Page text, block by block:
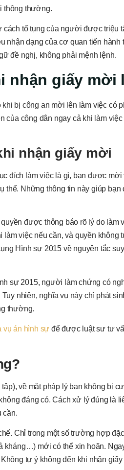
thông thường.
cách tố tụng của người được
nhận dạng của cơ quan tiến
đề nghị, không phải mệnh lệnh.
nhận giấy mời
bị công an mời lên làm việc có
của công dân ngay cả khi làm
nhận giấy mời
đích làm việc là gì, bạn được
Những thông tin này giúp
được thông báo rõ lý do làm
việc nếu cần, và quyền
Hình sự 2015 về nguyên tắc
sự 2015, người làm chứng có
nhiên, nghĩa vụ này chỉ phát
thường.
vụ án hình sự để được luật sư tư
về mặt pháp lý bạn không bị
đáng có. Cách xử lý đúng là
cần.
Chỉ trong một số trường hợp
mới có thể xin hoãn.
tự ý không đến khi nhận giấy